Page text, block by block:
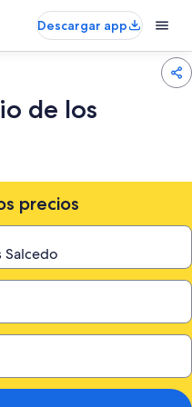
Descargar app
de los
precios